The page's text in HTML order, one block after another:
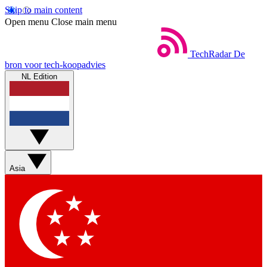
Skip to main content
Open menu Close main menu
TechRadar De
bron voor tech-koopadvies
NL Edition
Asia